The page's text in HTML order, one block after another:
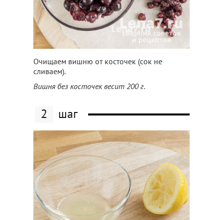
Очищаем вишню от косточек (сок не
сливаем).
Вишня без косточек весит 200 г.
2 шаг